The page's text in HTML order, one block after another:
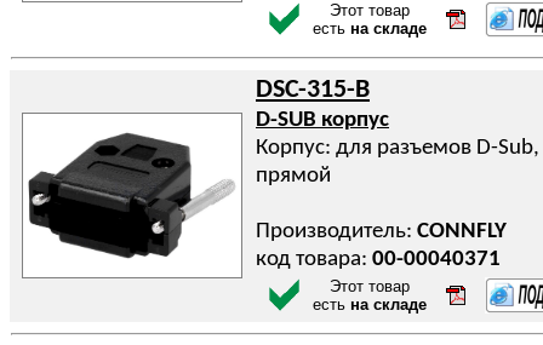
Этот товар
есть на складе
DSC-315-B
D-SUB корпус
Корпус: для разъемов D-
прямой
Производитель: CONNFLY
код товара: 00-00040371
Этот товар
есть на складе